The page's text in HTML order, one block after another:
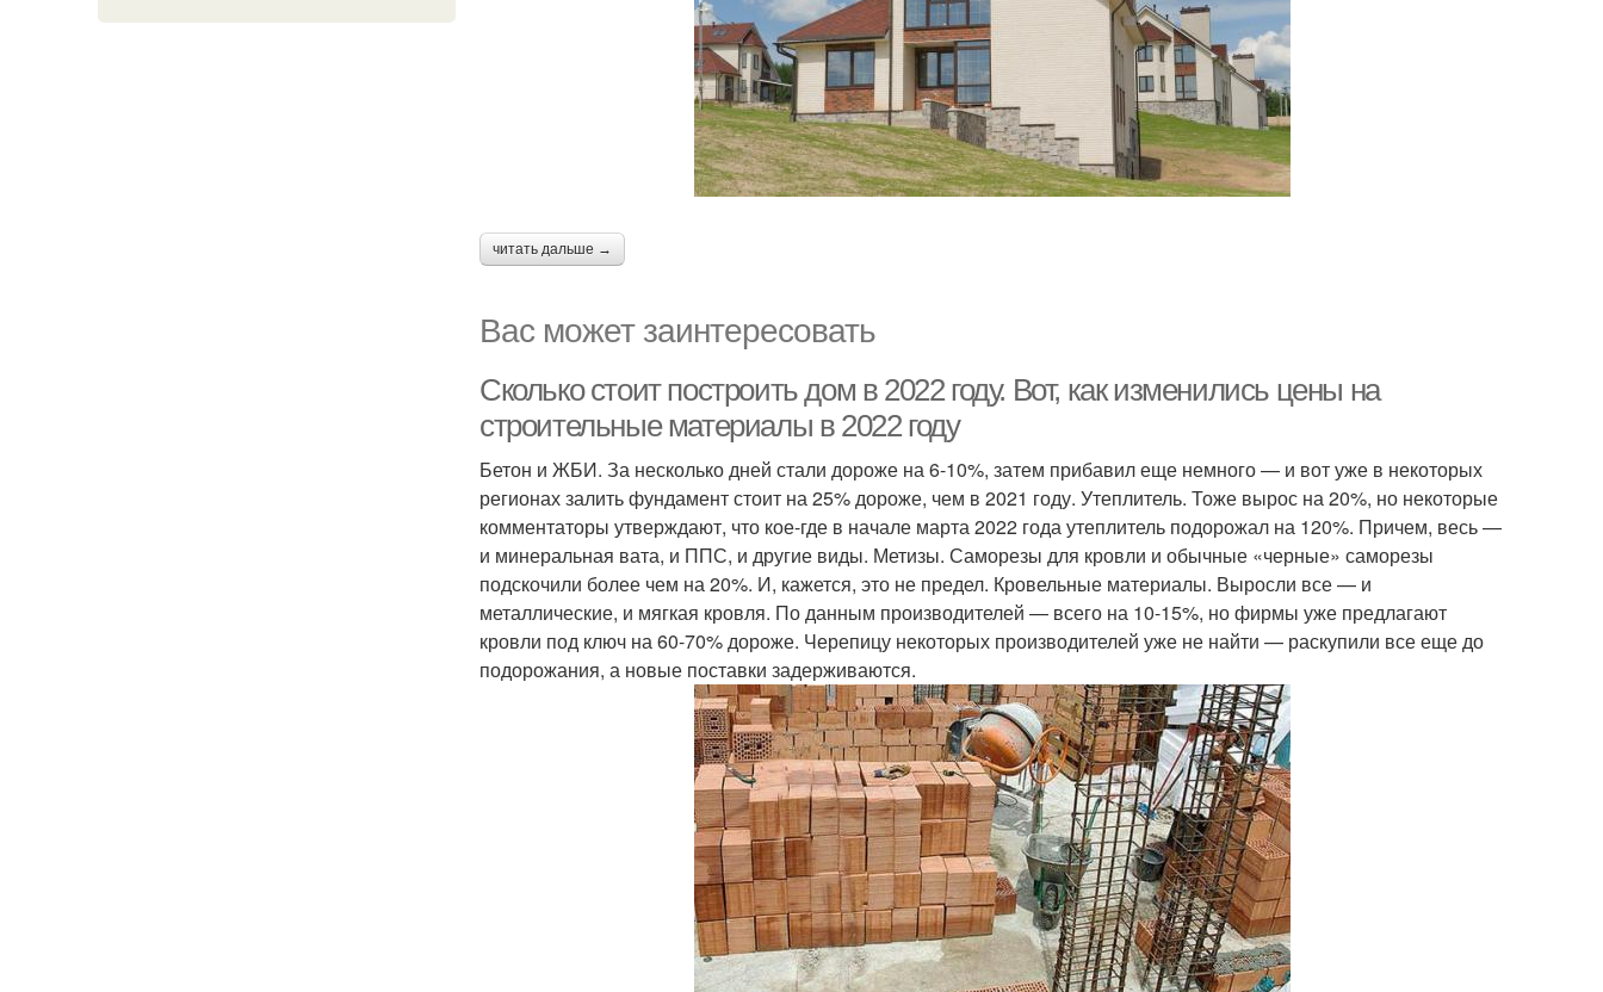
читать дальше →
Вас может заинтересовать
Сколько стоит построить дом в 2022 году. Вот, как изменились цены на
строительные материалы в 2022 году
Бетон и ЖБИ. За несколько дней стали дороже на 6-10%, затем прибавил еще немного — и вот уже в некоторых
регионах залить фундамент стоит на 25% дороже, чем в 2021 году. Утеплитель. Тоже вырос на 20%, но некоторые
комментаторы утверждают, что кое-где в начале марта 2022 года утеплитель подорожал на 120%. Причем, весь —
и минеральная вата, и ППС, и другие виды. Метизы. Саморезы для кровли и обычные «черные» саморезы
подскочили более чем на 20%. И, кажется, это не предел. Кровельные материалы. Выросли все — и
металлические, и мягкая кровля. По данным производителей — всего на 10-15%, но фирмы уже предлагают
кровли под ключ на 60-70% дороже. Черепицу некоторых производителей уже не найти — раскупили все еще до
подорожания, а новые поставки задерживаются.